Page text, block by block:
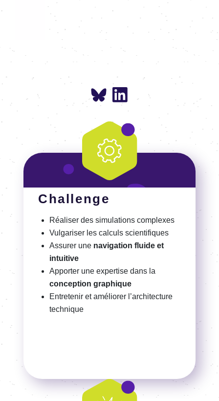
Challenge
Réali­ser des simu­la­tions complexes
Vulga­ri­ser les calculs scien­ti­fiques
Assu­rer une navigation fluide et
intui­tive
Appor­ter une exper­tise dans la
concep­tion graphique
Entre­te­nir et amélio­rer l’ar­chi­tec­ture
tech­nique